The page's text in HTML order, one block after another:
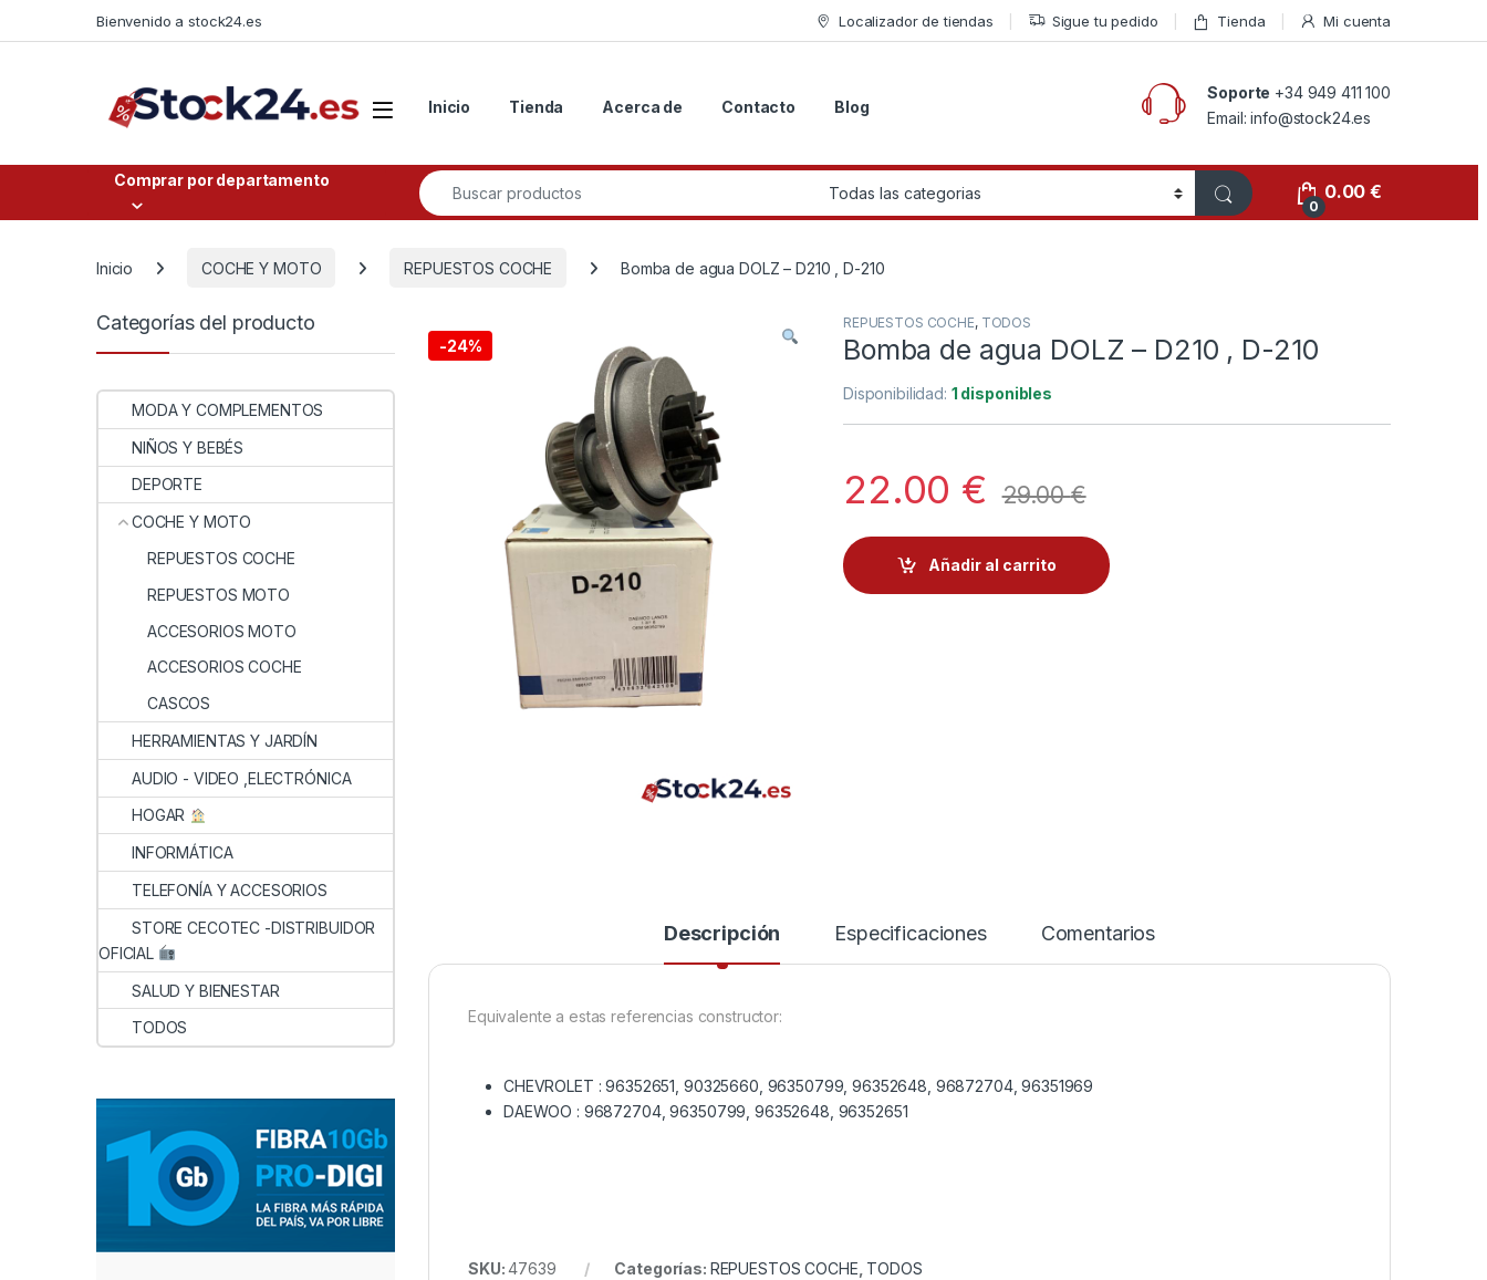
Bienvenido a stock24.es Localizador de tiendas Sigue tu pedido Tienda Mi cuenta
Open Inicio Tienda Acerca de Contacto Blog
Soporte +34 949 411 100
Email: info@stock24.es
Comprar por departamento Buscar por:
0
0.00€
Inicio COCHE Y MOTO REPUESTOS COCHE Bomba de agua DOLZ – D210 , D-210
-24%
REPUESTOS COCHE, TODOS
Bomba de agua DOLZ – D210 , D-210
Disponibilidad: 1 disponibles
22.00 € 29.00€
Añadir al carrito
Descripción Especificaciones Comentarios
Equivalente a estas referencias constructor:
CHEVROLET :96352651, 90325660, 96350799, 96352648, 96872704, 96351969
DAEWOO : 96872704, 96350799, 96352648, 96352651
SKU:47639 Categorías: REPUESTOS COCHE, TODOS
Categorías del producto
MODA Y COMPLEMENTOS
NIÑOS Y BEBÉS
DEPORTE
COCHE Y MOTO
REPUESTOS COCHE
REPUESTOS MOTO
ACCESORIOS MOTO
ACCESORIOS COCHE
CASCOS
HERRAMIENTAS Y JARDÍN
AUDIO - VIDEO ,ELECTRÓNICA
HOGAR
INFORMÁTICA
TELEFONÍA Y ACCESORIOS
STORE CECOTEC -DISTRIBUIDOR
OFICIAL
SALUD Y BIENESTAR
TODOS